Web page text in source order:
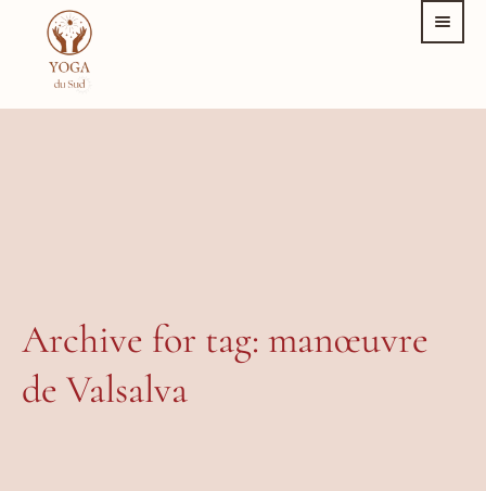
Archive for tag: manœuvre
de Valsalva